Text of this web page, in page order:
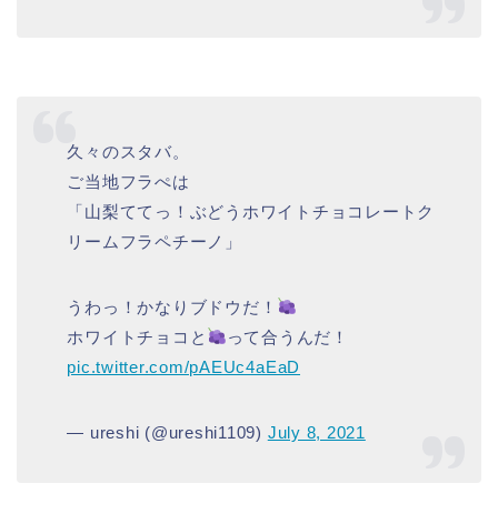
久々のスタバ。
ご当地フラぺは
「山梨ててっ！ぶどうホワイトチョコレートク
リームフラペチーノ」
うわっ！かなりブドウだ！
ホワイトチョコと
って合うんだ！
pic.twitter.com/pAEUc4aEaD
— ureshi (@ureshi1109) July 8, 2021